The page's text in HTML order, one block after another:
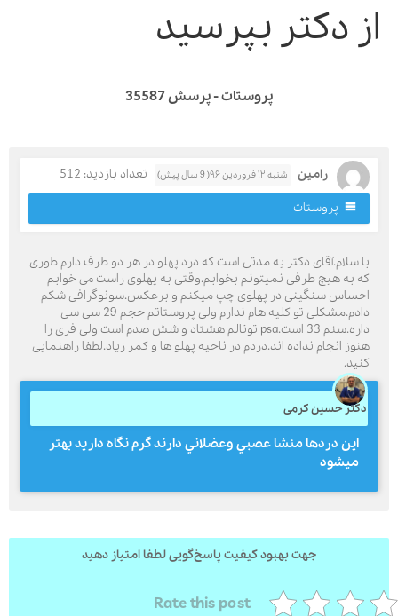
دکتر بپرسید
پروستات - پرسش 35587
رامین شنبه ۱۲ فروردین ۹۶( 9 سال پیش)
تعداد بازدید: 512
پروستات
سلام.آقای دکتر یه مدتی است که درد پهلو در هر دو طرف دارم طوری
به هیچ طرفی نمیتونم بخوابم.وقتی به پهلوی راست می خوابم
سنگینی در پهلوی چپ میکنم و برعکس.سونوگرافی شکم
دادم.مشکلی تو کلیه هام ندارم ولی پروستاتم حجم 29 سی سی
داره.سنم 33 است.psa توتالم هشتاد و شش صدم است ولی فری را
انجام نداده اند.دردم در ناحیه پهلو ها و کمر زیاد.لطفا راهنمایی
دکتر حسین کرمی
اين دردها منشا عصبي وعضلاني دارند گرم نگاه داريد بهتر
ميشود
جهت بهبود کیفیت پاسخ‌گویی لطفا امتیاز دهید
Rate this post